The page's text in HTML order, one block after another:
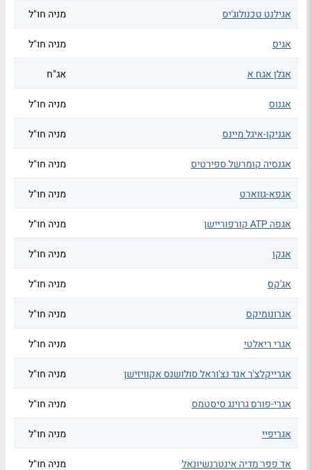
אגילנט טכנולוג'יס מניה חו"ל
אגיס מניה חו"ל
אגלן אגח א אג"ח
אגנוס מניה חו"ל
אגניקו-איגל מיינס מניה חו"ל
אגנסיה קומרשל ספירטיס מניה חו"ל
אגפא-גווארט מניה חו"ל
אגפה ATP קורפוריישן מניה חו"ל
אגקו מניה חו"ל
אג'קס מניה חו"ל
אגרונומיקס מניה חו"ל
אגרי ריאלטי מניה חו"ל
אגרייקלצ'ר אנד נצ'וראל סולושנס אקוויזישן מניה חו"ל
אגרי-פורס גרוינג סיסטמס מניה חו"ל
אגריפיי מניה חו"ל
אד פפר מדיה אינטרנשיונאל מניה חו"ל